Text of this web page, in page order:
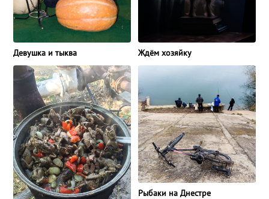
Девушка и тыква Ждём хозяйку
Рыбаки на Днестре